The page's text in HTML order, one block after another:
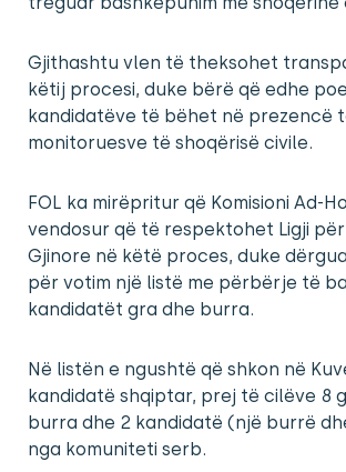
Gjithashtu vlen të theksohet
këtij procesi, duke bërë që edhe
kandidatëve të bëhet në prezencë
monitoruesve të shoqërisë civile.
FOL ka mirëpritur që Komisioni Ad-
vendosur që të respektohet Ligji për
Gjinore në këtë proces, duke
për votim një listë me përbërje të
kandidatët gra dhe burra.
Në listën e ngushtë që shkon në
kandidatë shqiptar, prej të cilëve 8
burra dhe 2 kandidatë (një burrë
nga komuniteti serb.